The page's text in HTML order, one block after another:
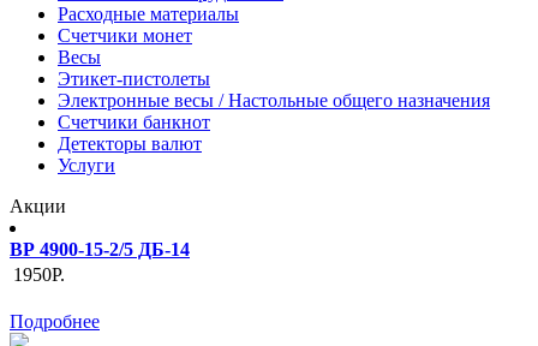
Расходные материалы
Счетчики монет
Весы
Этикет-пистолеты
Электронные весы / Настольные общего назначения
Счетчики банкнот
Детекторы валют
Услуги
Акции
ВР 4900-15-2/5 ДБ-14
1950Р.
Подробнее